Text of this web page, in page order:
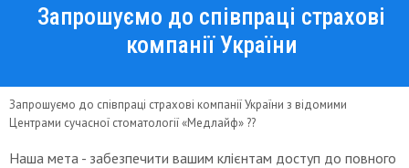
Запрошуємо до співпраці страхові
компанії України
Запрошуємо до співпраці страхові компанії України з відомими
Центрами сучасної стоматології «Медлайф» ??
Наша мета - забезпечити вашим клієнтам доступ до повного